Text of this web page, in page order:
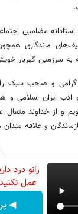
مضامین
ماندگاری
به سرزمین گهربار
و صاحب سبک را
ادب ایران اسلامی و
و از خداوند متعال
و علاقه
زانو درد
عمل
◀